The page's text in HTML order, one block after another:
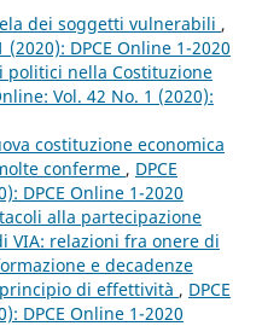
dei soggetti vulnerabili ,
(2020): DPCE Online 1-2020
nella Costituzione
Vol. 42 No. 1 (2020):
costituzione economica
conferme , DPCE
DPCE Online 1-2020
alla partecipazione
VIA: relazioni fra onere di
e decadenze
di effettività , DPCE
DPCE Online 1-2020